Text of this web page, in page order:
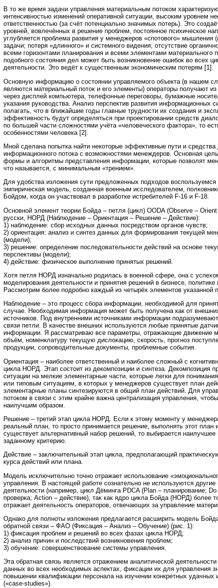
В то же время задачи управления материальным потоком
интенсивностью изменений оперативной ситуации, высоким уровнем
ответственностью (за счёт потенциально значимых потерь). Это
уровней, вовлечённых в решение проблем, постоянное психическое
углубляется проблема развития у менеджеров «спотового» мышления
задачи; потеря «длинного» и системного видения; отсутствие
всеми горизонтами планирования и всеми элементами материального
подобного состояния дел может быть возникновение ошибок во всех
деятельности. Это ведёт к существенным экономическим потерям [1].
Основную информацию о состоянии управляемого объекта (в нашем
являются материальный поток и его элементы) операторы получают
через дисплей компьютера, телефонные переговоры, бумажные
указания руководства. Анализ перспектив развития информационных
полагать, что в ближайшие годы главные трудности их создания и
эффективность будут определяться при проектировании средств
по большей части сложностями учёта «человеческого фактора», то
особенностями человека [2].
Мной сделана попытка найти некоторые эффективные пути и средства
информационного потока с возможностями менеждеров. Основная
формы и алгоритмы представления информации, которые позволят
что называется, с минимальным «трением».
Для удобства изложения сути предложенных подходов
эмпирическая модель, созданная военным исследователем,
Бойдом, когда он участвовал в разработке истребителей F-16 и F-18.
Основной элемент теории Бойда – петля (цикл) OODA (Observe –
русски, НОРД (Наблюдение – Ориентация – Решение – Действие):
1) наблюдение: сбор исходных данных посредством органов чувств;
2) ориентация: анализ и синтез данных для формирования текущей
(модели);
3) решение: определение последовательности действий на основе
перспективы (модели);
4) действие: физическое выполнение принятых решений.
Хотя петля НОРД изначально родилась в военной сфере, она с
моделирования деятельности и принятия решений в бизнесе, политике
Рассмотрим более подробно каждый из четырёх элементов указанной
Наблюдение – это процесс сбора информации, необходимой для
случае. Необходимая информация может быть получена как от
источников. Под внутренними источниками информации
связи петли. В качестве внешних используются любые принятые
информации. Я рассматриваю все параметры, отражающие движение
объём, номенклатуру текущую дислокацию, скорость, прогноз
продукции, сопроводительные документы, проблемные события.
Ориентация – наиболее ответственный и наиболее сложный с
цикла НОРД. Этап состоит из декомпозиции и синтеза. Декомпозиция
ситуации на мелкие элементарные части, которые легки для
или типовым ситуациям, в которых у менеджеров существует план
элементарные планы синтезируются в общий план действий. Для
потоком в связи с этим крайне важна централизация управления,
наилучшим образом.
Решение – третий этап цикла НОРД. Если к этому моменту у
реальный план, то просто принимается решение, выполнять этот план
существует альтернативный набор решений, то выбирается
заданному критерию.
Действие – заключительный этап цикла, предполагающий
курса действий или плана.
Модель исключительно точно отражает использование
управления. В настоящей работе сознательно не используются
деятельности (например, цикл Дёминга PDCA (Plan – планирование;
проверка; Action – действие), так как ядро цикла Бойда (НОРД) более
отражает деятельность операторов, отвечающих за управление
Однако для полноты изложения предлагается расширить модель
обратной связи – ФАО (Фиксация – Анализ – Обучение) (рис. 1):
1) фиксация проблем и решений во всех фазах цикла НОРД;
2) анализ причин и последствий возникновения проблем;
3) обучение: совершенствование системы управления.
Эта обратная связь является отражением аналитической
данных во всех необходимых аспектах, фиксации их для управления
повышении квалификации персонала на изучении конкретных удачных
(«case-studies»).